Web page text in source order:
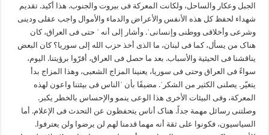
الجبل وعکار والساحل، ولکانت المعرکة فی بیروت والجنوب. هذا أکید. تقدیم
شهداء لحفظ کل هذه الأنفس والأعراض والدماء والأموال واجب عقلی ودینی
وشرعی وأخلاقی ووطنی وإنسانیˈ. وأشار إلی أنه ˈ حتی فی العراق، کان
هناک من یسأل، کما فی لبنان، ما الذی أخذ حزب الله إلی سوریا؟ کان البعض
یناقشنا فی الحیثیة والأسباب. بعد ما حصل فی العراق، أقرّوا برؤیتنا. الیوم،
سواءً فی العراق وحتی فی سوریا، یعنینا المزاج الشعبی، وهذا المزاج بدأ
یتغیّر. یصلنی الکثیر من الشکرˈ. مضیفًا بأن ˈالناس فی بیئتنا واعون لهذه
المعرکة، وفی البیئات الأخری هذا الوعی ینمو والإحساس بالخطر یکبر.
وصلتنی رسائل مهمة جداً. هناک أناس یتحفظون عن التحدث فی الإعلام. أما
السیاسیون، فکونوا علی ثقة أنه مهما قدمنا لهم لن یرضوا ولن یعترفوا.